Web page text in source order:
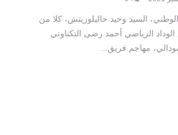
السيد وحيد حاليلوزيتش، كلا من
الرياضي أحمد رضى التكناوتي
مهاجم فريق...